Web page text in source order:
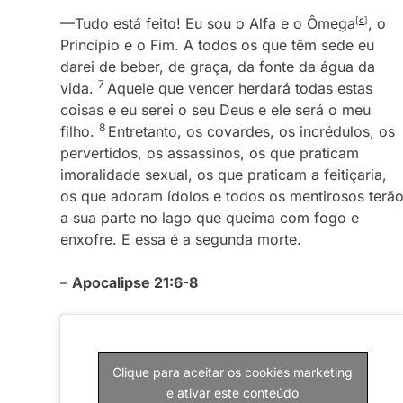
—Tudo está feito! Eu sou o Alfa e o Ômega[c], o
Princípio e o Fim. A todos os que têm sede eu
darei de beber, de graça, da fonte da água da
vida. 7 Aquele que vencer herdará todas estas
coisas e eu serei o seu Deus e ele será o meu
filho. 8 Entretanto, os covardes, os incrédulos, os
pervertidos, os assassinos, os que praticam
imoralidade sexual, os que praticam a feitiçaria,
os que adoram ídolos e todos os mentirosos terão
a sua parte no lago que queima com fogo e
enxofre. E essa é a segunda morte.
– Apocalipse 21:6-8
Clique para aceitar os cookies marketing
e ativar este conteúdo